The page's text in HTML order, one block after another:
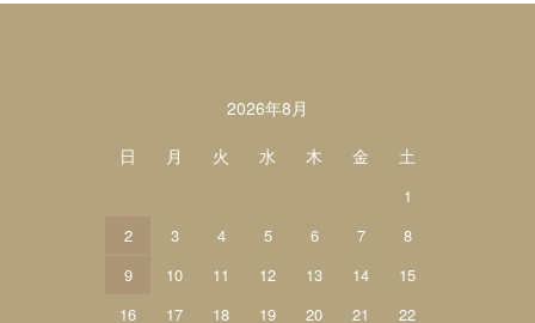
2026年8月
日
月 火 水 木 金 土
1
2
3 4 5 6 7
8
9
10 11 12 13 14
15
16
17 18 19 20 21
22